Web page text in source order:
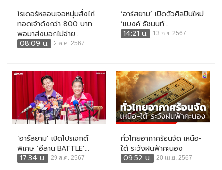
ไรเดอร์หลอนเจอหนุ่มสั่งไก่
ทอดเจ้าดังกว่า 800 บาท
พอมาส่งบอกไม่จ่าย...
08:09 น.
2 ต.ค. 2567
‘อาร์สยาม’ เปิดตัวศิลปินใหม่
‘แบงค์ ธัชนนท์...
14:21 น.
13 ก.ย. 2567
‘อาร์สยาม’ เปิดโปรเจกต์
พิเศษ ‘อีสาน BATTLE’...
17:34 น.
29 ส.ค. 2567
ทั่วไทยอากาศร้อนจัด เหนือ-
ใต้ ระวังฝนฟ้าคะนอง
09:52 น.
20 เม.ย. 2567